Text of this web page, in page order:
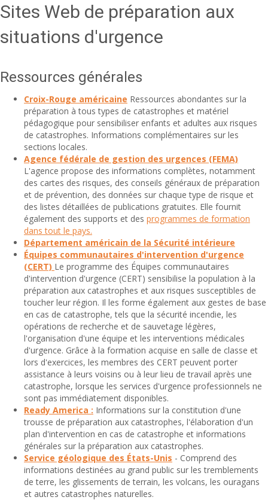
Sites Web de préparation aux
situations d'urgence
Ressources générales
Croix-Rouge américaine Ressources abondantes sur la
préparation à tous types de catastrophes et matériel
pédagogique pour sensibiliser enfants et adultes aux risques
de catastrophes. Informations complémentaires sur les
sections locales.
Agence fédérale de gestion des urgences (FEMA)
L'agence propose des informations complètes, notamment
des cartes des risques, des conseils généraux de préparation
et de prévention, des données sur chaque type de risque et
des listes détaillées de publications gratuites. Elle fournit
également des supports et des programmes de formation
dans tout le pays.
Département américain de la Sécurité intérieure
Équipes communautaires d'intervention d'urgence
(CERT) Le programme des Équipes communautaires
d'intervention d'urgence (CERT) sensibilise la population à la
préparation aux catastrophes et aux risques susceptibles de
toucher leur région. Il les forme également aux gestes de base
en cas de catastrophe, tels que la sécurité incendie, les
opérations de recherche et de sauvetage légères,
l'organisation d'une équipe et les interventions médicales
d'urgence. Grâce à la formation acquise en salle de classe et
lors d'exercices, les membres des CERT peuvent porter
assistance à leurs voisins ou à leur lieu de travail après une
catastrophe, lorsque les services d'urgence professionnels ne
sont pas immédiatement disponibles.
Ready America : Informations sur la constitution d'une
trousse de préparation aux catastrophes, l'élaboration d'un
plan d'intervention en cas de catastrophe et informations
générales sur la préparation aux catastrophes.
Service géologique des États-Unis - Comprend des
informations destinées au grand public sur les tremblements
de terre, les glissements de terrain, les volcans, les ouragans
et autres catastrophes naturelles.